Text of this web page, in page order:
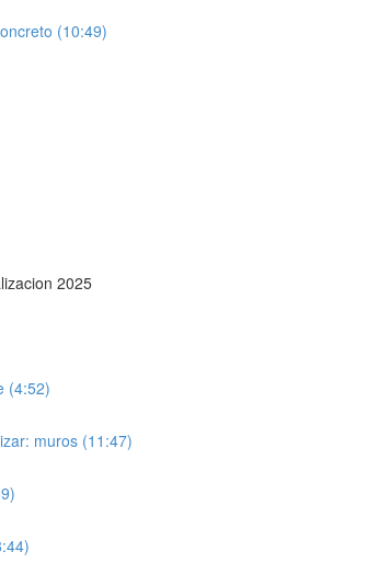
(10:49)
2025
(4:52)
muros (11:47)